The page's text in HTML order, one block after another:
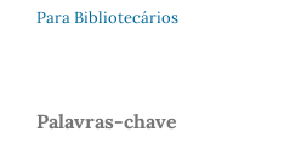
Para Bibliotecários
Palavras-chave